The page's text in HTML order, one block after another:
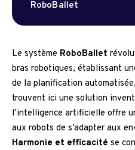
RoboBallet
Le système RoboBallet
bras robotiques, établissant
de la planification
trouvent ici une solution
l’intelligence artificielle offre
aux robots de s’adapter aux
Harmonie et efficacité se